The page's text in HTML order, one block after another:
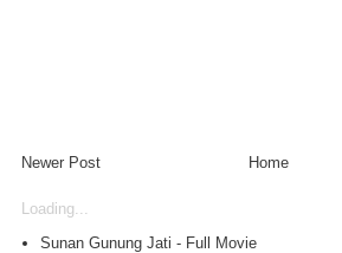
Newer Post Home
Loading...
Sunan Gunung Jati - Full Movie